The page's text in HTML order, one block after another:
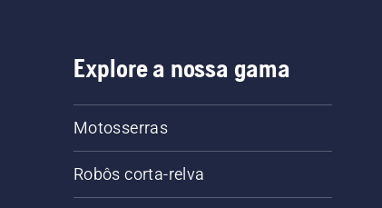
Explore a nossa gama
Motosserras
Robôs corta-relva